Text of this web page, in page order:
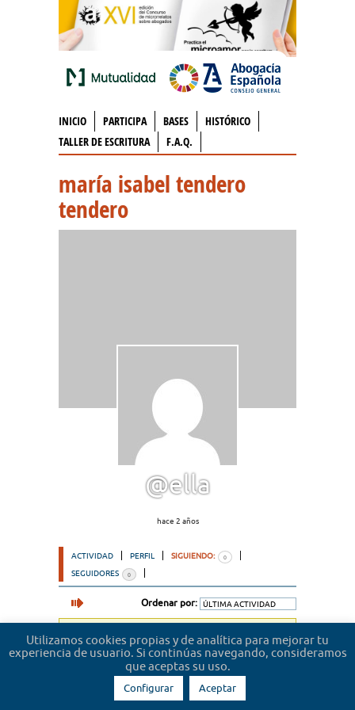
INICIO PARTICIPA BASES
HISTÓRICO
TALLER DE ESCRITURA
F.A.Q.
maría isabel tendero
tendero
@ella
hace 2 años
ACTIVIDAD PERFIL SIGUIENDO: 0
SEGUIDORES 0
Ordenar por:
Utilizamos cookies propias y de analítica para mejorar tu
experiencia de usuario. Si continúas navegando, consideramos
que aceptas su uso.
Configurar Aceptar